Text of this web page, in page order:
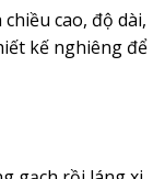
cao, độ dài,
kế nghiêng để